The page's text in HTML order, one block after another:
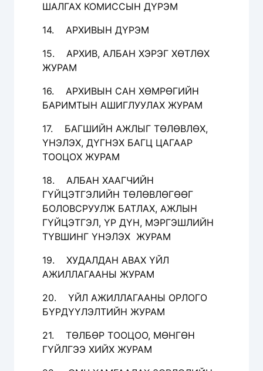
ШАЛГАХ КОМИССЫН ДҮРЭМ
14. АРХИВЫН ДҮРЭМ
15. АРХИВ, АЛБАН ХЭРЭГ ХӨТЛӨХ
ЖУРАМ
16. АРХИВЫН САН ХӨМРӨГИЙН
БАРИМТЫН АШИГЛУУЛАХ ЖУРАМ
17. БАГШИЙН АЖЛЫГ ТӨЛӨВЛӨХ,
ҮНЭЛЭХ, ДҮГНЭХ БАГЦ ЦАГААР
ТООЦОХ ЖУРАМ
18. АЛБАН ХААГЧИЙН
ГҮЙЦЭТГЭЛИЙН ТӨЛӨВЛӨГӨӨГ
БОЛОВСРУУЛЖ БАТЛАХ, АЖЛЫН
ГҮЙЦЭТГЭЛ, ҮР ДҮН, МЭРГЭШЛИЙН
ТҮВШИНГ ҮНЭЛЭХ ЖУРАМ
19. ХУДАЛДАН АВАХ ҮЙЛ
АЖИЛЛАГААНЫ ЖУРАМ
20. ҮЙЛ АЖИЛЛАГААНЫ ОРЛОГО
БҮРДҮҮЛЭЛТИЙН ЖУРАМ
21. ТӨЛБӨР ТООЦОО, МӨНГӨН
ГҮЙЛГЭЭ ХИЙХ ЖУРАМ